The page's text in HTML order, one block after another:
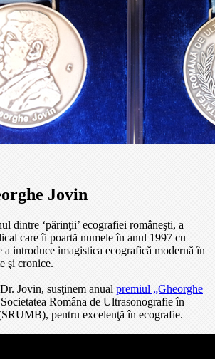
Jovin
dintre ‘părinţii’ ecografiei româneşti, a
care îi poartă numele în anul 1997 cu
a introduce imagistica ecografică modernă în
şi cronice.
Jovin, susţinem anual premiul „Gheorghe
Româna de Ultrasonografie în
pentru excelenţă în ecografie.